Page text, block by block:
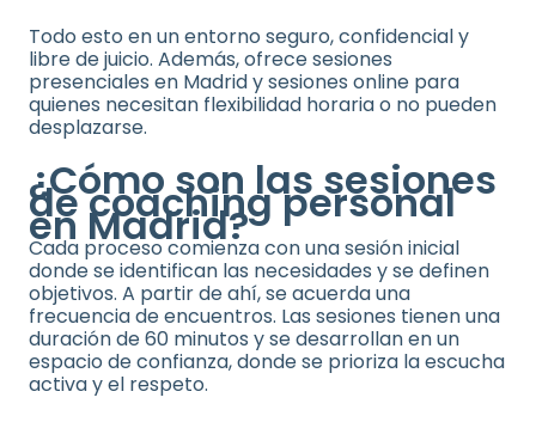
Todo esto en un entorno seguro, confidencial y
libre de juicio. Además, ofrece sesiones
presenciales en Madrid y sesiones online para
quienes necesitan flexibilidad horaria o no pueden
desplazarse.
¿Cómo son las sesiones
de coaching personal
en Madrid?
Cada proceso comienza con una sesión inicial
donde se identifican las necesidades y se definen
objetivos. A partir de ahí, se acuerda una
frecuencia de encuentros. Las sesiones tienen una
duración de 60 minutos y se desarrollan en un
espacio de confianza, donde se prioriza la escucha
activa y el respeto.